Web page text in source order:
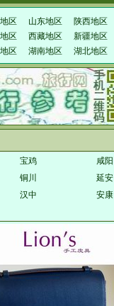
区 山东地区 陕西地区
区 西藏地区 新疆地区
区 湖南地区 湖北地区
宝鸡
咸阳
铜川
延安
汉中
安康